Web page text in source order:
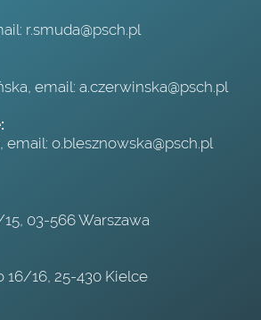
r.smuda@psch.pl
email: a.czerwinska@psch.pl
email: o.blesznowska@psch.pl
03-566 Warszawa
16/16, 25-430 Kielce